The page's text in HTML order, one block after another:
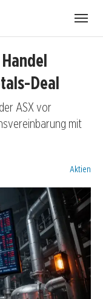
Deal
ASX vor
mit
Aktien